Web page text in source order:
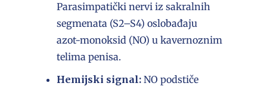
Parasimpatički nervi iz sakralnih
segmenata (S2–S4) oslobađaju
azot-monoksid (NO) u kavernoznim
telima penisa.
Hemijski signal:NO podstiče